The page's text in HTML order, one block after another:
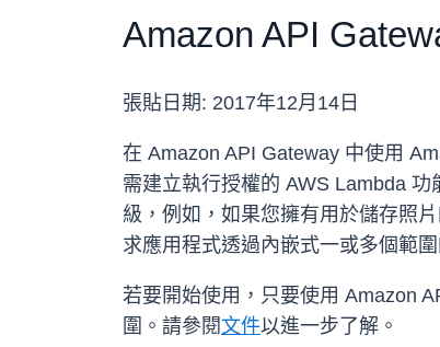
Amazon API
張貼日期: 2017年12月14日
在 Amazon API Gateway 中使用
需建立執行授權的 AWS Lambda
級，例如，如果您擁有用於儲存照
求應用程式透過內嵌式一或多個範
若要開始使用，只要使用 Amazon
圍。請參閱文件以進一步了解。